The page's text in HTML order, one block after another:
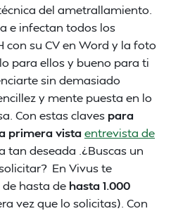
del ametrallamiento.
e infectan todos los
con su CV en Word y la foto
para ellos y bueno para ti
sin demasiado
y mente puesta en lo
Con estas claves para
primera vista entrevista de
tan deseada .¿Buscas un
En Vivus te
hasta de hasta 1.000
vez que lo solicitas). Con